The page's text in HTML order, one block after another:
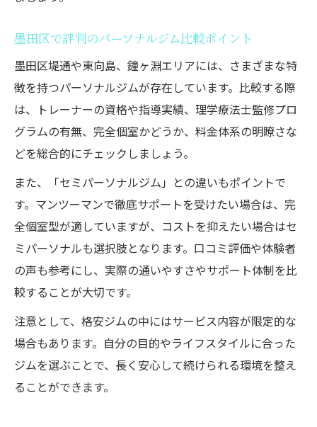
墨田区で評判のパーソナルジム比較ポイント
墨田区堤通や東向島、鐘ヶ淵エリアには、さまざまな特
徴を持つパーソナルジムが存在しています。比較する際
は、トレーナーの資格や指導実績、理学療法士監修プロ
グラムの有無、完全個室かどうか、料金体系の明瞭さな
どを総合的にチェックしましょう。
また、「セミパーソナルジム」との違いもポイントで
す。マンツーマンで徹底サポートを受けたい場合は、完
全個室型が適していますが、コストを抑えたい場合はセ
ミパーソナルも選択肢となります。口コミ評価や体験者
の声も参考にし、実際の通いやすさやサポート体制を比
較することが大切です。
注意として、格安ジムの中にはサービス内容が限定的な
場合もあります。自分の目的やライフスタイルに合った
ジムを選ぶことで、長く安心して続けられる環境を整え
ることができます。